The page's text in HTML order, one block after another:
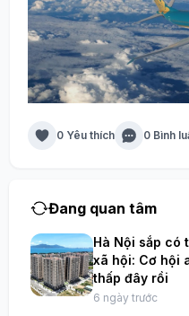
0 Yêu thích 0 Bình
Đang quan tâm
Hà Nội sắp có
xã hội: Cơ hội
thấp đây rồi
6 ngày trước